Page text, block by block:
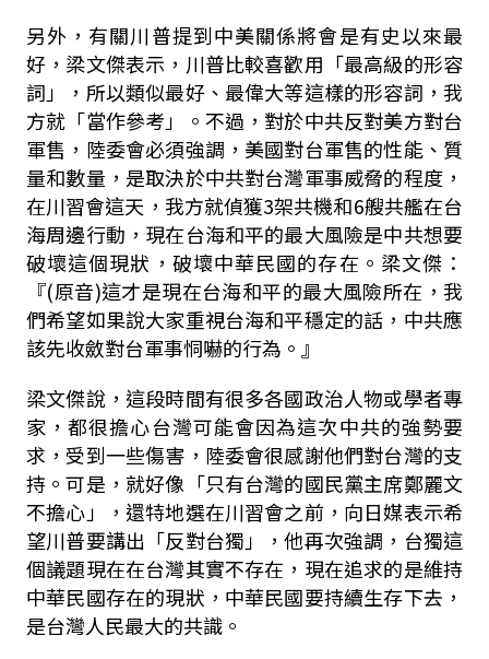
另外，有關川普提到中美關係將會是有史以來最
好，梁文傑表示，川普比較喜歡用「最高級的形容
詞」，所以類似最好、最偉大等這樣的形容詞，我
方就「當作參考」。不過，對於中共反對美方對台
軍售，陸委會必須強調，美國對台軍售的性能、質
量和數量，是取決於中共對台灣軍事威脅的程度，
在川習會這天，我方就偵獲3架共機和6艘共艦在台
海周邊行動，現在台海和平的最大風險是中共想要
破壞這個現狀，破壞中華民國的存在。梁文傑：
『(原音)這才是現在台海和平的最大風險所在，我
們希望如果說大家重視台海和平穩定的話，中共應
該先收斂對台軍事恫嚇的行為。』
梁文傑說，這段時間有很多各國政治人物或學者專
家，都很擔心台灣可能會因為這次中共的強勢要
求，受到一些傷害，陸委會很感謝他們對台灣的支
持。可是，就好像「只有台灣的國民黨主席鄭麗文
不擔心」，還特地選在川習會之前，向日媒表示希
望川普要講出「反對台獨」，他再次強調，台獨這
個議題現在在台灣其實不存在，現在追求的是維持
中華民國存在的現狀，中華民國要持續生存下去，
是台灣人民最大的共識。